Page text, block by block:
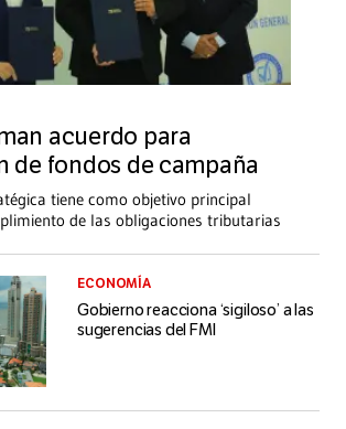
acuerdo para
de fondos de campaña
tiene como objetivo principal
de las obligaciones tributarias
ECONOMÍA
Gobierno reacciona ‘sigiloso’ a las
sugerencias del FMI